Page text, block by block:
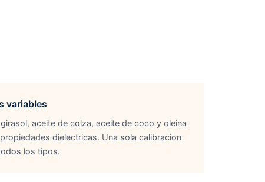
variables
aceite de colza, aceite de coco y oleina
dielectricas. Una sola calibracion
los tipos.